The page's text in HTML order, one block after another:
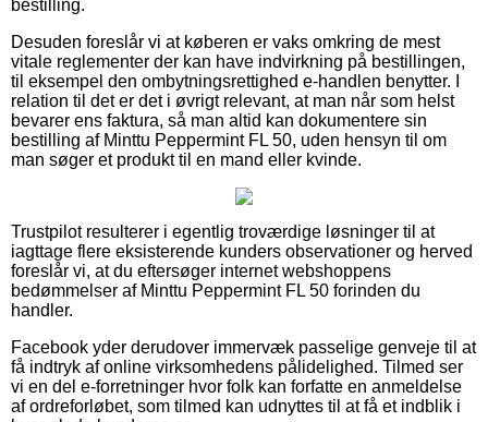
bestilling.
Desuden foreslår vi at køberen er vaks omkring de mest
vitale reglementer der kan have indvirkning på bestillingen,
til eksempel den ombytningsrettighed e-handlen benytter. I
relation til det er det i øvrigt relevant, at man når som helst
bevarer ens faktura, så man altid kan dokumentere sin
bestilling af Minttu Peppermint FL 50, uden hensyn til om
man søger et produkt til en mand eller kvinde.
Trustpilot resulterer i egentlig troværdige løsninger til at
iagttage flere eksisterende kunders observationer og herved
foreslår vi, at du eftersøger internet webshoppens
bedømmelser af Minttu Peppermint FL 50 forinden du
handler.
Facebook yder derudover immervæk passelige genveje til at
få indtryk af online virksomhedens pålidelighed. Tilmed ser
vi en del e-forretninger hvor folk kan forfatte en anmeldelse
af ordreforløbet, som tilmed kan udnyttes til at få et indblik i